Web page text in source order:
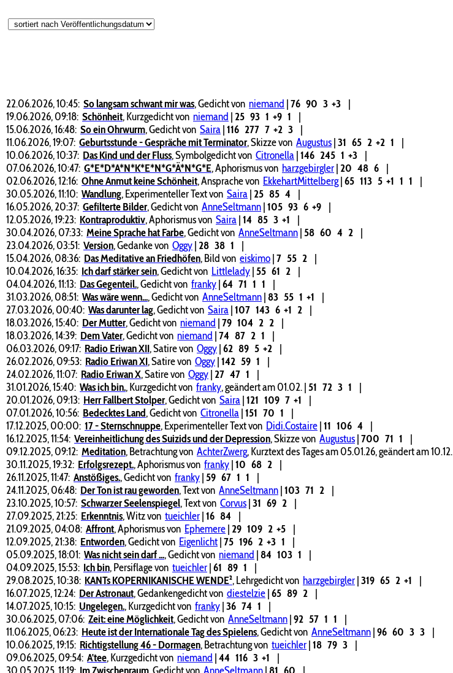
22.06.2026, 10:45: So langsam schwant mir was,Gedicht von niemand |76 90 3 +3
|
19.06.2026, 09:18: Schönheit,Kurzgedicht von niemand | 25 93 1 +9 1
|
15.06.2026, 16:48: So ein Ohrwurm,Gedicht von Saira|116 277 7 +2 3
|
11.06.2026, 19:07: Geburtsstunde - Gespräche mit Terminator,Skizze von Augustus|31 65 2 +2 1
|
10.06.2026, 10:37: Das Kind und der Fluss,Symbolgedicht von Citronella|146 245 1 +3
|
07.06.2026, 10:47: G*E*D*A*N*K*E*N*G*Ä*N*G*E,Aphorismus von harzgebirgler| 20 48 6
|
02.06.2026, 12:16: Ohne Anmut keine Schönheit,Ansprache von EkkehartMittelberg|65 113 5 +1 1 1
|
30.05.2026, 11:10: Wandlung,Experimenteller Text von Saira| 25 85 4
|
16.05.2026, 20:37: Gefilterte Bilder,Gedicht von AnneSeltmann|105 93 6 +9
|
12.05.2026, 19:23: Kontraproduktiv,Aphorismus von Saira|14 85 3 +1
|
30.04.2026, 07:33: Meine Sprache hat Farbe,Gedicht von AnneSeltmann| 58 60 4 2
|
23.04.2026, 03:51: Version,Gedanke von Oggy| 28 38 1
|
15.04.2026, 08:36: Das Meditative an Friedhöfen,Bild von eiskimo|7 55 2
|
10.04.2026, 16:35: Ich darf stärker sein,Gedicht von Littlelady| 55 61 2
|
04.04.2026, 11:13: Das Gegenteil.,Gedicht von franky|64 71 1 1
|
31.03.2026, 08:51: Was wäre wenn...,Gedicht von AnneSeltmann|83 55 1 +1
|
27.03.2026, 00:40: Was darunter lag,Gedicht von Saira|107 143 6 +1 2
|
18.03.2026, 15:40: Der Mutter,Gedicht von niemand |79 104 2 2
|
18.03.2026, 14:39: Dem Vater,Gedicht von niemand |74 87 2 1
|
06.03.2026, 09:17: Radio Eriwan XII,Satire von Oggy|62 89 5 +2
|
26.02.2026, 09:53: Radio Eriwan XI,Satire von Oggy|142 59 1
|
24.02.2026, 11:07: Radio Eriwan X,Satire von Oggy| 27 47 1
|
31.01.2026, 15:40: Was ich bin.,Kurzgedicht von franky, geändert am 01.02.| 51 72 3 1
|
20.01.2026, 09:13: Herr Fallbert Stolper,Gedicht von Saira|121 109 7 +1
|
07.01.2026, 10:56: Bedecktes Land,Gedicht von Citronella|151 70 1
|
17.12.2025, 00:00: 17 - Sternschnuppe,Experimenteller Text von Didi.Costaire|11 106 4
|
16.12.2025, 11:54: Vereinheitlichung des Suizids und der Depression,Skizze von Augustus|700 71 1
|
09.12.2025, 09:12: Meditation,Betrachtung von AchterZwerg, Kurztext des Tages am 05.01.26, geändert am 10.12.
30.11.2025, 19:32: Erfolgsrezept.,Aphorismus von franky|10 68 2
|
26.11.2025, 11:47: Anstößiges.,Gedicht von franky| 59 67 1 1
|
24.11.2025, 06:48: Der Ton ist rau geworden,Text von AnneSeltmann|103 71 2
|
23.10.2025, 10:57: Schwarzer Seelenspiegel,Text von Corvus|31 69 2
|
27.09.2025, 21:25: Erkenntnis,Witz von tueichler|16 84
|
21.09.2025, 04:08: Affront,Aphorismus von Ephemere| 29 109 2 +5
|
12.09.2025, 21:38: Entworden,Gedicht von Eigenlicht|75 196 2 +3 1
|
05.09.2025, 18:01: Was nicht sein darf ...,Gedicht von niemand |84 103 1
|
04.09.2025, 15:53: Ich bin,Persiflage von tueichler|61 89 1
|
29.08.2025, 10:38: KANTs KOPERNIKANISCHE WENDE²,Lehrgedicht von harzgebirgler|319 65 2 +1
|
16.07.2025, 12:24: Der Astronaut,Gedankengedicht von diestelzie|65 89 2
|
14.07.2025, 10:15: Ungelegen.,Kurzgedicht von franky|36 74 1
|
30.06.2025, 07:06: Zeit: eine Möglichkeit,Gedicht von AnneSeltmann|92 57 1 1
|
11.06.2025, 06:23: Heute ist der Internationale Tag des Spielens,Gedicht von AnneSeltmann|96 60 3 3
|
10.06.2025, 19:15: Richtigstellung 46 - Dormagen,Betrachtung von tueichler|18 79 3
|
09.06.2025, 09:54: A'tee,Kurzgedicht von niemand |44 116 3 +1
|
30.05.2025, 11:19: Im Zwischenraum Gedicht von AnneSeltmann|81 60 |